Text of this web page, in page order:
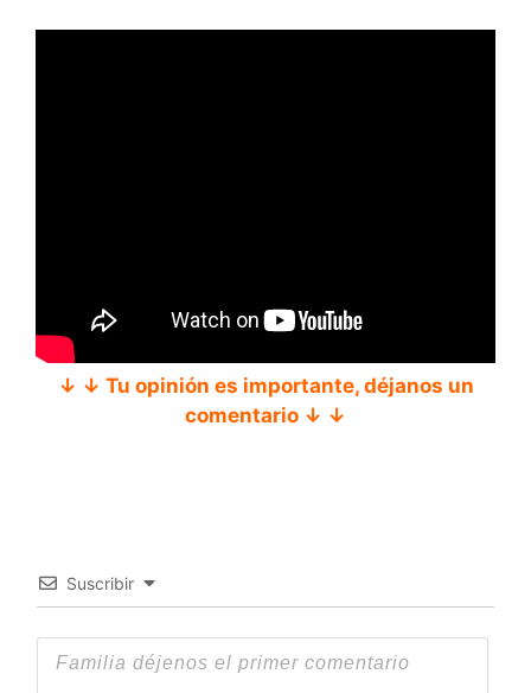
↓ ↓ Tu opinión es importante, déjanos un
comentario ↓ ↓
Suscribir